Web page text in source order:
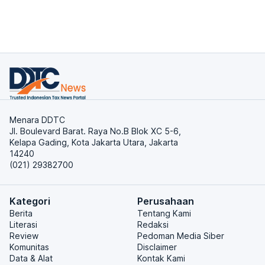
Menara DDTC
Jl. Boulevard Barat. Raya No.B Blok XC 5-6,
Kelapa Gading, Kota Jakarta Utara, Jakarta
14240
(021) 29382700
Kategori
Berita
Literasi
Review
Komunitas
Data & Alat
Perusahaan
Tentang Kami
Redaksi
Pedoman Media Siber
Disclaimer
Kontak Kami